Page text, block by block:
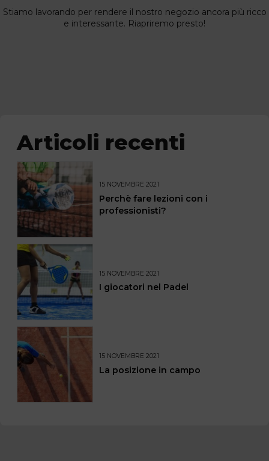
Stiamo lavorando per rendere il nostro negozio ancora più ricco
e interessante. Riapriremo presto!
Articoli recenti
15 NOVEMBRE 2021
Perchè fare lezioni con i
professionisti?
15 NOVEMBRE 2021
I giocatori nel Padel
15 NOVEMBRE 2021
La posizione in campo